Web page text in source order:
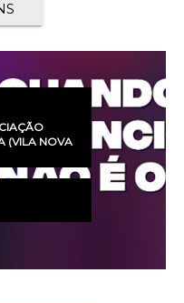
(VILA NOVA